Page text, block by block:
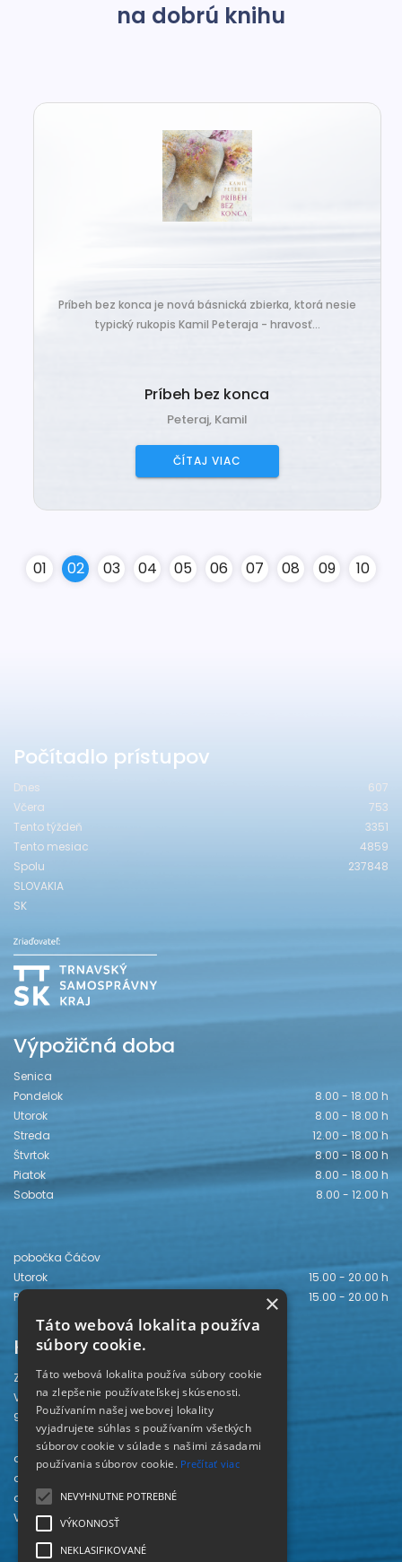
na dobrú knihu
Príbeh bez konca je nová básnická zbierka, ktorá nesie
typický rukopis Kamil Peteraja - hravosť...
Príbeh bez konca
Peteraj, Kamil
ČÍTAJ VIAC
01 02 03 04 05 06 07 08 09 10
Počítadlo prístupov
Dnes
607
Včera
753
Tento týždeň
3351
Tento mesiac
4859
Spolu
237848
SLOVAKIA
SK
Výpožičná doba
Senica
Pondelok
8.00 - 18.00 h
Utorok
8.00 - 18.00 h
Streda
12.00 - 18.00 h
Štvrtok
8.00 - 18.00 h
Piatok
8.00 - 18.00 h
Sobota
8.00 - 12.00 h
pobočka Čáčov
Utorok
15.00 - 20.00 h
Piatok
15.00 - 20.00 h
Kontakt
Záhorská knižnica
Vajanského 28
905 01 Senica
odd. beletrie 034/654 3780
odd. odbornej literatúry 034/651 2710
odd. pre deti a mládež 034/654 6519
Viac kontaktov nájdete
×
Táto webová lokalita používa
súbory cookie.
Táto webová lokalita používa súbory cookie
na zlepšenie používateľskej skúsenosti.
Používaním našej webovej lokality
vyjadrujete súhlas s používaním všetkých
súborov cookie v súlade s našimi zásadami
používania súborov cookie. Prečítať viac
NEVYHNUTNE POTREBNÉ
VÝKONNOSŤ
NEKLASIFIKOVANÉ